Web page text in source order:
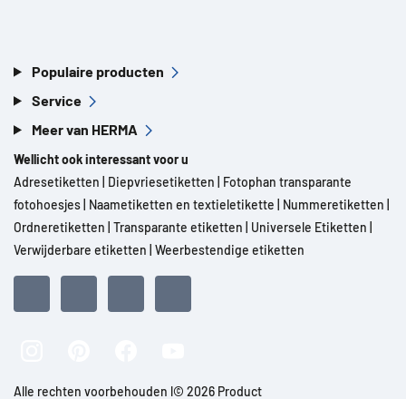
Populaire producten
Service
Meer van HERMA
Wellicht ook interessant voor u
Adresetiketten
Diepvriesetiketten
Fotophan transparante
fotohoesjes Naametiketten en textieletikette Nummeretiketten
Ordneretiketten Transparante etiketten Universele Etiketten
Verwijderbare etiketten Weerbestendige etiketten
Alle rechten voorbehouden l© 2026 Product